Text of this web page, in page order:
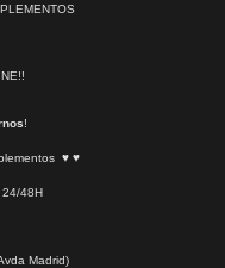
!
♥ ♥
48H
Madrid)